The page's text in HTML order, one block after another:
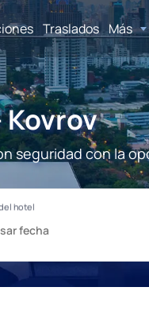
Traslados Más
seguridad con la